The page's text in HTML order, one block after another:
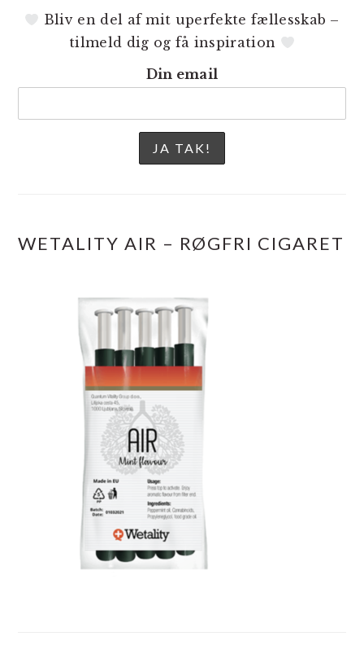
Bliv en del af mit uperfekte fællesskab –
tilmeld dig og få inspiration
Din email
WETALITY AIR – RØGFRI CIGARET